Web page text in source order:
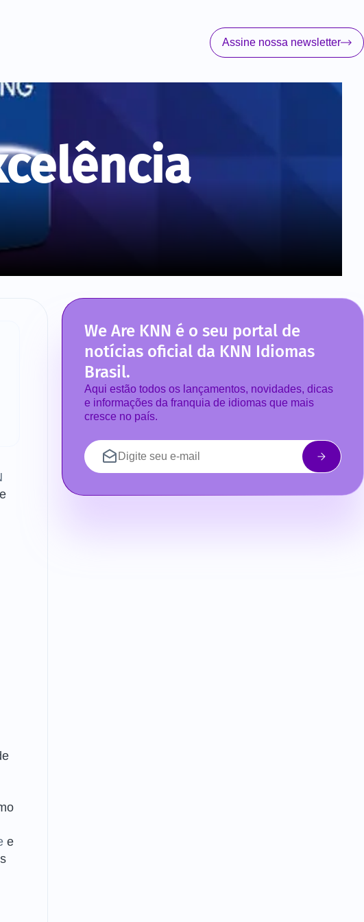
Assine nossa newsletter
e
We Are KNN é o seu portal de
notícias oficial da KNN Idiomas
Brasil.
Aqui estão todos os lançamentos, novidades, dicas
e informações da franquia de idiomas que mais
cresce no país.